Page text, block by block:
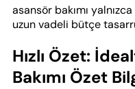
asansör bakımı
uzun vadeli bütçe
Hızlı Özet:
Bakımı Özet